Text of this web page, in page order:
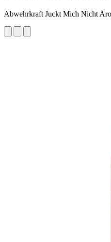
Abwehrkraft Juckt Mich Nicht